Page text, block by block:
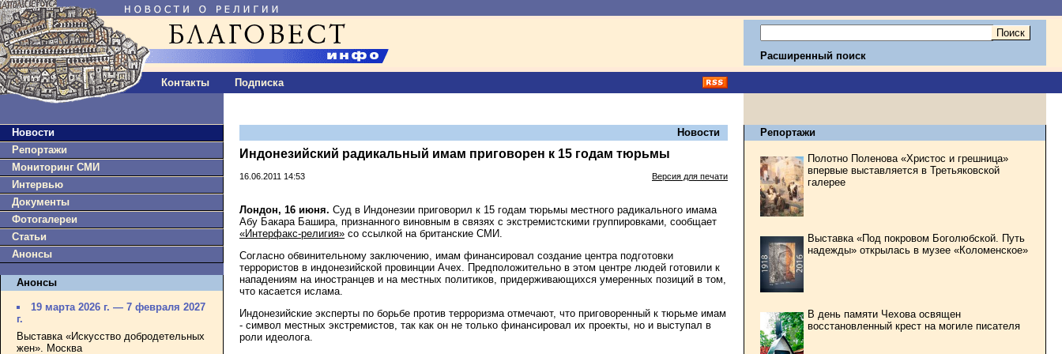
Контакты Подписка
Расширенный поиск
Новости
Репортажи
Мониторинг СМИ
Интервью
Документы
Фотогалереи
Статьи
Анонсы
Анонсы
19 марта 2026 г. — 7 февраля 2027
г.
Выставка «Искусство добродетельных
жен». Москва
Новости
Индонезийский радикальный имам приговорен к 15 годам тюрьмы
16.06.2011 14:53 Версия для печати
Лондон, 16 июня. Суд в Индонезии приговорил к 15 годам тюрьмы местного радикального имама
Абу Бакара Башира, признанного виновным в связях с экстремистскими группировками, сообщает
«Интерфакс-религия» со ссылкой на британские СМИ.
Согласно обвинительному заключению, имам финансировал создание центра подготовки
террористов в индонезийской провинции Ачех. Предположительно в этом центре людей готовили к
нападениям на иностранцев и на местных политиков, придерживающихся умеренных позиций в том,
что касается ислама.
Индонезийские эксперты по борьбе против терроризма отмечают, что приговоренный к тюрьме имам
- символ местных экстремистов, так как он не только финансировал их проекты, но и выступал в
роли идеолога.
Репортажи
Полотно Поленова «Христос и грешница»
впервые выставляется в Третьяковской
галерее
Выставка «Под покровом Боголюбской. Путь
надежды» открылась в музее «Коломенское»
В день памяти Чехова освящен
восстановленный крест на могиле писателя